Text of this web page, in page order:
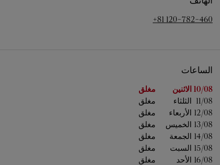
+81 120-782-460
الساعات
اليوم من الأسبوع الساعات 10/08 الاثنين
مغلق
11/08 الثلثاء
مغلق
12/08 الأربعاء
مغلق
13/08 الخميس
مغلق
14/08 الجمعة
مغلق
15/08 السبت
مغلق
16/08 الأحد
مغلق